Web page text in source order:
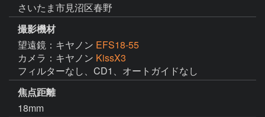
さいたま市見沼区春野
撮影機材
望遠鏡：キヤノン EFS18-55
カメラ：キヤノン KissX3
フィルターなし、CD1、オートガイドなし
焦点距離
18mm